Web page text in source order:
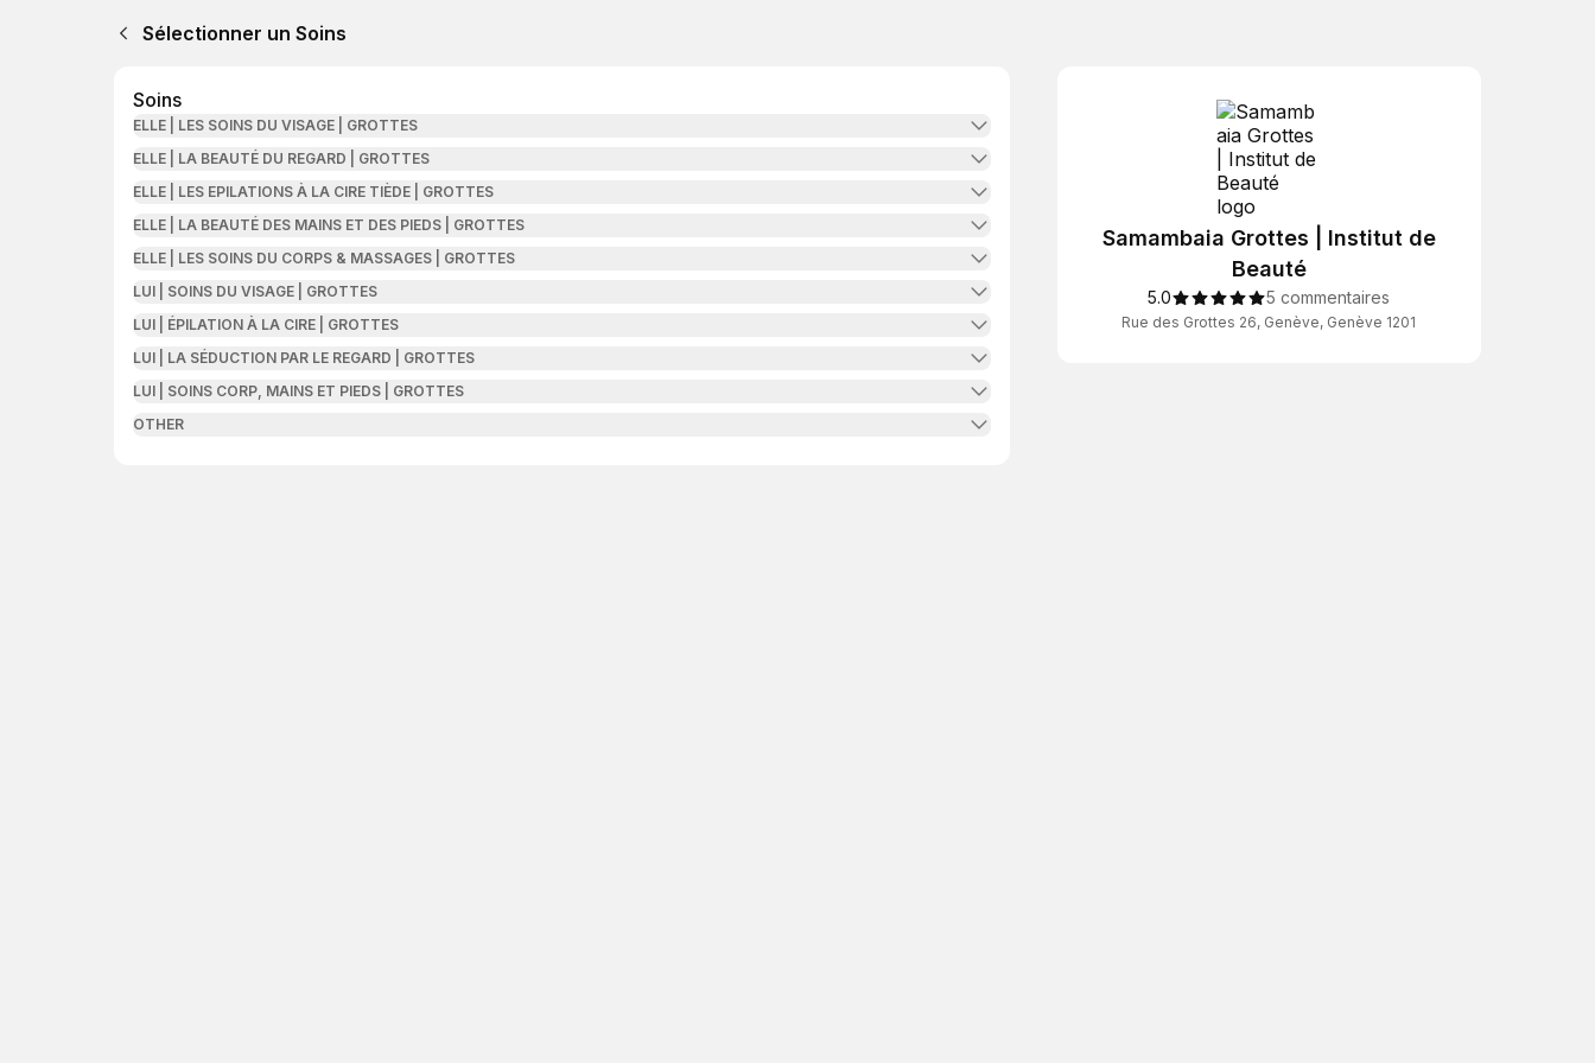
Sélectionner un Soins
Soins
ELLE | LES SOINS DU VISAGE | GROTTES
ELLE | LA BEAUTÉ DU REGARD | GROTTES
ELLE | LES EPILATIONS À LA CIRE TIÈDE | GROTTES
ELLE | LA BEAUTÉ DES MAINS ET DES PIEDS | GROTTES
ELLE | LES SOINS DU CORPS & MASSAGES | GROTTES
LUI | SOINS DU VISAGE | GROTTES
LUI | ÉPILATION À LA CIRE | GROTTES
LUI | LA SÉDUCTION PAR LE REGARD | GROTTES
LUI | SOINS CORP, MAINS ET PIEDS | GROTTES
OTHER
Samambaia Grottes | Institut de
Beauté
5.0 5 commentaires
Rue des Grottes 26, Genève, Genève 1201